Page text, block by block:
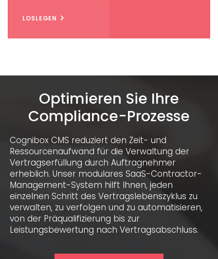
LOSLEGEN
Optimieren Sie Ihre
Compliance-Prozesse
Cognibox CMS reduziert den Zeit- und
Ressourcenaufwand für die Verwaltung der
Vertragserfüllung durch Auftragnehmer
erheblich. Unser modulares SaaS-Contractor-
Management-System hilft Ihnen, jeden
einzelnen Schritt des Vertragslebenszyklus zu
verwalten, zu verfolgen und zu automatisieren,
von der Präqualifizierung bis zur
Leistungsbewertung nach Vertragsabschluss.